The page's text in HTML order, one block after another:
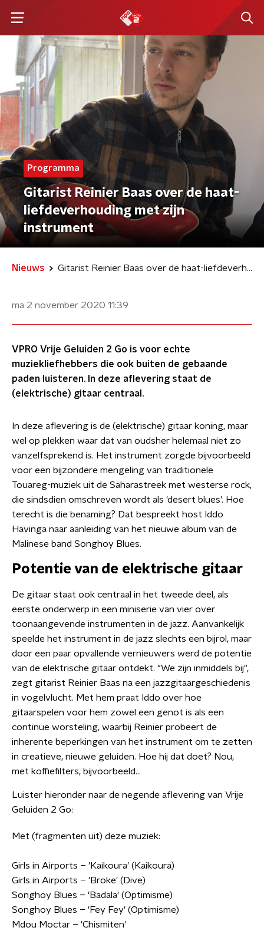
Programma
Gitarist Reinier Baas over de haat-
liefdeverhouding met zijn
instrument
Nieuws Gitarist Reinier Baas over de haat-liefdeverhouding met zijn instrument
ma 2 november 2020 11:39
VPRO Vrije Geluiden 2 Go is voor echte
muziekliefhebbers die ook buiten de gebaande
paden luisteren. In deze aflevering staat de
(elektrische) gitaar centraal.
In deze aflevering is de (elektrische) gitaar koning, maar
wel op plekken waar dat van oudsher helemaal niet zo
vanzelfsprekend is. Het instrument zorgde bijvoorbeeld
voor een bijzondere mengeling van traditionele
Touareg-muziek uit de Saharastreek met westerse rock,
die sindsdien omschreven wordt als 'desert blues'. Hoe
terecht is die benaming? Dat bespreekt host Iddo
Havinga naar aanleiding van het nieuwe album van de
Malinese band Songhoy Blues.
Potentie van de elektrische gitaar
De gitaar staat ook centraal in het tweede deel, als
eerste onderwerp in een miniserie van vier over
toonaangevende instrumenten in de jazz. Aanvankelijk
speelde het instrument in de jazz slechts een bijrol, maar
door een paar opvallende vernieuwers werd de potentie
van de elektrische gitaar ontdekt. "We zijn inmiddels bij",
zegt gitarist Reinier Baas na een jazzgitaargeschiedenis
in vogelvlucht. Met hem praat Iddo over hoe
gitaarspelen voor hem zowel een genot is als een
continue worsteling, waarbij Reinier probeert de
inherente beperkingen van het instrument om te zetten
in creatieve, nieuwe geluiden. Hoe hij dat doet? Nou,
met koffiefilters, bijvoorbeeld...
Luister hieronder naar de negende aflevering van Vrije
Geluiden 2 Go:
Met (fragmenten uit) deze muziek:
Girls in Airports – 'Kaikoura' (Kaikoura)
Girls in Airports – 'Broke' (Dive)
Songhoy Blues – 'Badala' (Optimisme)
Songhoy Blues – 'Fey Fey' (Optimisme)
Mdou Moctar – 'Chismiten'